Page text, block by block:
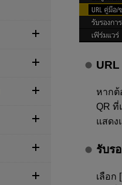
หากต้
QR ที่
แสดง
รับร
เลือก [